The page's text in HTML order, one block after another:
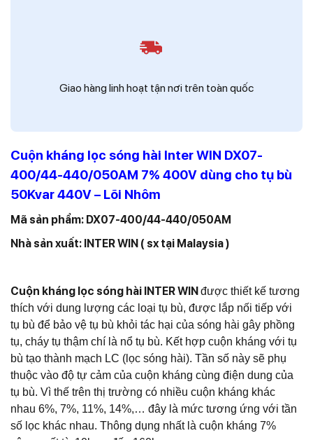
Giao hàng linh hoạt tận nơi trên toàn quốc
Cuộn kháng lọc sóng hài Inter WIN DX07-
400/44-440/050AM 7% 400V dùng cho tụ bù
50Kvar 440V – Lõi Nhôm
Mã sản phẩm: DX07-400/44-440/050AM
Nhà sản xuất: INTER WIN ( sx tại Malaysia )
Cuộn kháng lọc sóng hài INTER WINđược thiết kế tương
thích với dung lượng các loại tụ bù, được lắp nối tiếp với
tụ bù để bảo vệ tụ bù khỏi tác hại của sóng hài gây phồng
tụ, cháy tụ thậm chí là nổ tụ bù. Kết hợp cuộn kháng với tụ
bù tạo thành mạch LC (lọc sóng hài). Tần số này sẽ phụ
thuộc vào độ tự cảm của cuộn kháng cùng điện dung của
tụ bù. Vì thế trên thị trường có nhiều cuộn kháng khác
nhau 6%, 7%, 11%, 14%,… đây là mức tương ứng với tần
số lọc khác nhau. Thông dụng nhất là cuộn kháng 7%